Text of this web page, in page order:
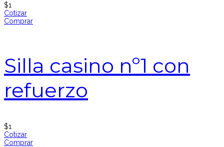
$1
Cotizar
Comprar
Silla casino nº1 con
refuerzo
$1
Cotizar
Comprar